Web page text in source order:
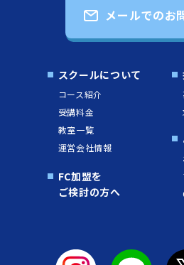
メールでのお
スクールについて
コース紹介
受講料金
教室一覧
運営会社情報
FC加盟を
ご検討の方へ